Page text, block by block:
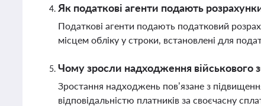
Як податкові агенти подають
Податкові агенти подають податковий
місцем обліку у строки, встановлені для
Чому зросли надходження військового
Зростання надходжень пов’язане з
відповідальністю платників за своєчасну